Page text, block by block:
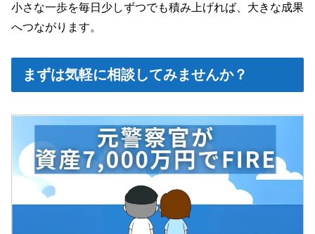
小さな一歩を毎日少しずつでも積み上げれば、大きな成果
へつながります。
まずは気軽に相談してみませんか？